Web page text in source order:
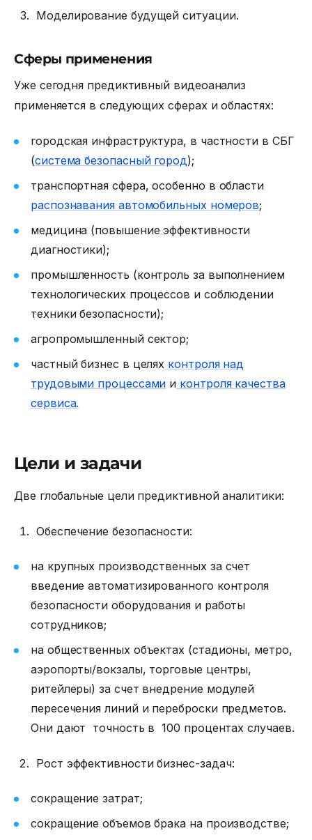
Моделирование будущей ситуации.
Сферы применения
Уже сегодня предиктивный видеоанализ
применяется в следующих сферах и областях:
городская инфраструктура, в частности в СБГ
(система безопасный город);
транспортная сфера, особенно в области
распознавания автомобильных номеров;
медицина (повышение эффективности
диагностики);
промышленность (контроль за выполнением
технологических процессов и соблюдении
техники безопасности);
агропромышленный сектор;
частный бизнес в целях контроля над
трудовыми процессами и контроля качества
сервиса.
Цели и задачи
Две глобальные цели предиктивной аналитики:
Обеспечение безопасности:
на крупных производственных за счет
введение автоматизированного контроля
безопасности оборудования и работы
сотрудников;
на общественных объектах (стадионы, метро,
аэропорты/вокзалы, торговые центры,
ритейлеры) за счет внедрение модулей
пересечения линий и переброски предметов.
Они дают точность в 100 процентах случаев.
Рост эффективности бизнес-задач:
сокращение затрат;
сокращение объемов брака на производстве;